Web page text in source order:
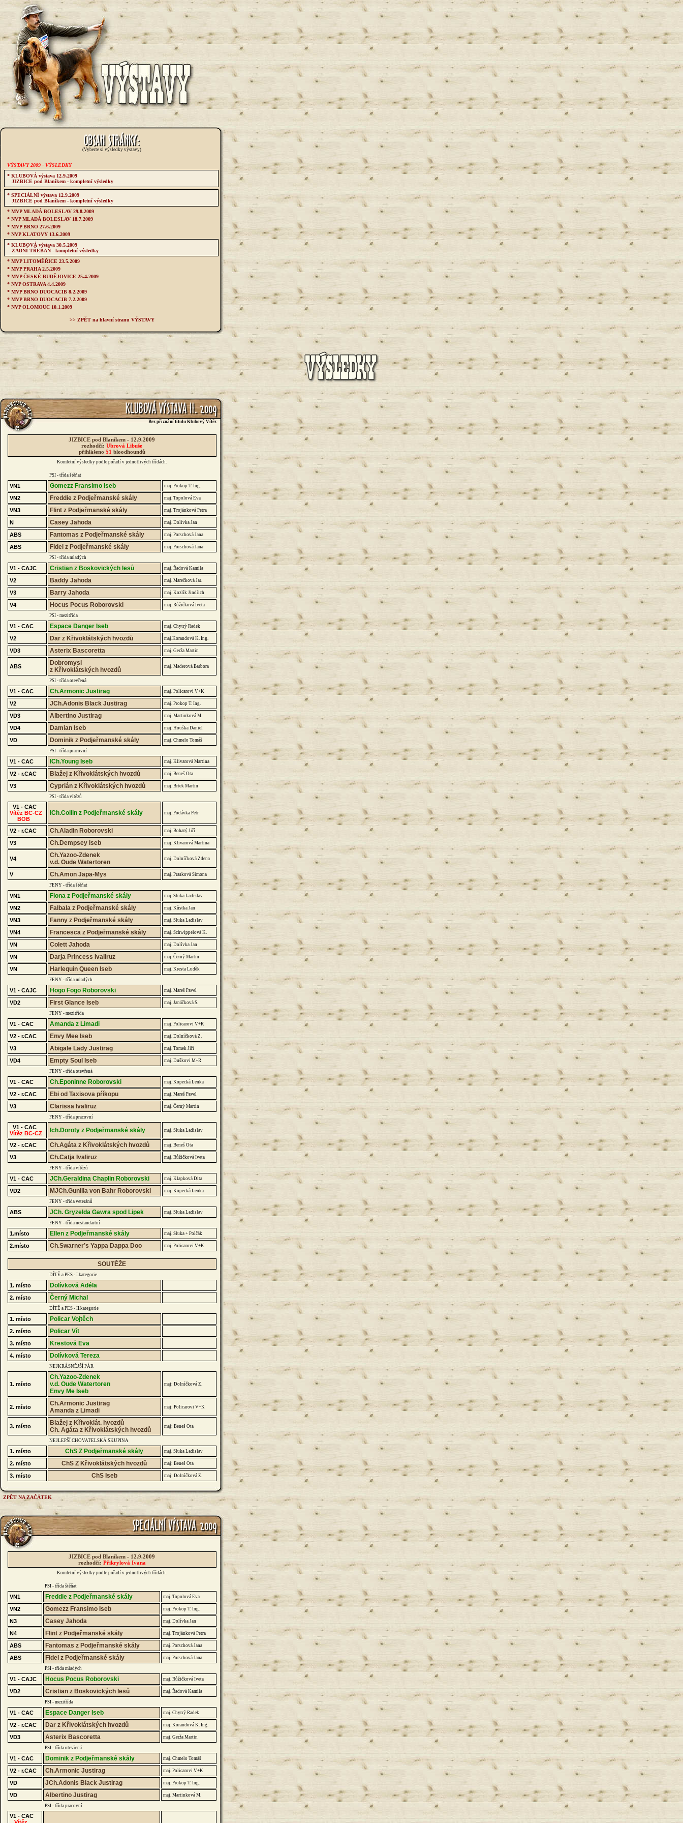
(Vyberte si výsledky výstavy)
VÝSTAVY 2009 - VÝSLEDKY
* KLUBOVÁ výstava 12.9.2009
JIZBICE pod Blaníkem - kompletní výsledky
* SPECIÁLNÍ výstava 12.9.2009
JIZBICE pod Blaníkem - kompletní výsledky
* MVP MLADÁ BOLESLAV 29.8.2009
* NVP MLADÁ BOLESLAV 18.7.2009
* MVP BRNO 27.6.2009
* NVP KLATOVY 13.6.2009
* KLUBOVÁ výstava 30.5.2009
ZADNÍ TŘEBAŇ - kompletní výsledky
* MVP LITOMĚŘICE 23.5.2009
* MVP PRAHA 2.5.2009
* MVP ČESKÉ BUDĚJOVICE 25.4.2009
* NVP OSTRAVA 4.4.2009
* MVP BRNO DUOCACIB 8.2.2009
* MVP BRNO DUOCACIB 7.2.2009
* NVP OLOMOUC 10.1.2009
>> ZPĚT na hlavní stranu VÝSTAVY
Bez přiznání titulu Klubový Vítěz
JIZBICE pod Blaníkem - 12.9.2009
rozhodčí: Ubrová Libuše
přihlášeno 51 bloodhoundů
Komletní výsledky podle pořadí v jednotlivých třídách.
PSI - třída štěňat
VN1 Gomezz Fransimo Iseb maj. Prokop T. Ing.
VN2 Freddie z Podjeřmanské skály maj. Topolová Eva
VN3 Flint z Podjeřmanské skály maj. Trojánková Petra
N Casey Jahoda maj. Dolívka Jan
ABS Fantomas z Podjeřmanské skály maj. Porschová Jana
ABS Fidel z Podjeřmanské skály maj. Porschová Jana
PSI - třída mladých
V1 - CAJC Cristian z Boskovických lesů maj. Řadová Kamila
V2 Baddy Jahoda maj. Marečková Jar.
V3 Barry Jahoda maj. Kozlík Jindřich
V4 Hocus Pocus Roborovski maj. Růžičková Iveta
PSI - mezitřída
V1 - CAC Espace Danger Iseb maj. Chytrý Radek
V2 Dar z Křivoklátských hvozdů maj.Korandová K. Ing.
VD3 Asterix Bascoretta maj. Gerža Martin
ABS
Dobromysl
z Křivoklátských hvozdů
maj. Maderová Barbora
PSI - třída otevřená
V1 - CAC Ch.Armonic Justirag maj. Policarovi V+K
V2 JCh.Adonis Black Justirag maj. Prokop T. Ing.
VD3 Albertino Justirag maj. Martinková M.
VD4 Damian Iseb maj. Houška Daniel
VD Dominik z Podjeřmanské skály maj. Chmelo Tomáš
PSI - třída pracovní
V1 - CAC ICh.Young Iseb maj. Klivarová Martina
V2 - r.CAC Blažej z Křivoklátských hvozdů maj. Beneš Ota
V3 Cyprián z Křivoklátských hvozdů maj. Brtek Martin
PSI - třída vítězů
V1 - CAC
Vítěz BC-CZ
BOB
ICh.Collin z Podjeřmanské skály maj. Podávka Petr
V2 - r.CAC Ch.Aladin Roborovski maj. Bohatý Jiří
V3 Ch.Dempsey Iseb maj. Klivarová Martina
V4
Ch.Yazoo-Zdenek
v.d. Oude Watertoren
maj. Dolníčková Zdena
V Ch.Amon Japa-Mys maj. Prasková Simona
FENY - třída štěňat
VN1 Fiona z Podjeřmanské skály maj. Sluka Ladislav
VN2 Falbala z Podjeřmanské skály maj. Kůstka Jan
VN3 Fanny z Podjeřmanské skály maj. Sluka Ladislav
VN4 Francesca z Podjeřmanské skály maj. Schwippelová K.
VN Colett Jahoda maj. Dolívka Jan
VN Darja Princess Ivaliruz maj. Černý Martin
VN Harlequin Queen Iseb maj. Kresta Luděk
FENY - třída mladých
V1 - CAJC Hogo Fogo Roborovski maj. Mareš Pavel
VD2 First Glance Iseb maj. Janáčková S.
FENY - mezitřída
V1 - CAC Amanda z Limadi maj. Policarovi V+K
V2 - r.CAC Envy Mee Iseb maj. Dolníčková Z.
V3 Abigale Lady Justirag maj. Tomek Jiří
VD4 Empty Soul Iseb maj. Duškovi M+R
FENY - třída otevřená
V1 - CAC Ch.Eponinne Roborovski maj. Kopecká Lenka
V2 - r.CAC Ebi od Taxisova pŕíkopu maj. Mareš Pavel
V3 Clarissa Ivaliruz maj. Černý Martin
FENY - třída pracovní
V1 - CAC
Vítěz BC-CZ
Ich.Doroty z Podjeřmanské skály maj. Sluka Ladislav
V2 - r.CAC Ch.Agáta z Křivoklátských hvozdů maj. Beneš Ota
V3 Ch.Catja Ivaliruz maj. Růžičková Iveta
FENY - třída vítězů
V1 - CAC JCh.Geraldina Chaplin Roborovski maj. Klapková Dita
VD2 MJCh.Gunilla von Bahr Roborovski maj. Kopecká Lenka
FENY - třída veteránů
ABS JCh. Gryzelda Gawra spod Lipek maj. Sluka Ladislav
FENY - třída nestandartní
1.místo Ellen z Podjeřmanské skály maj. Sluka + Polčák
2.místo Ch.Swarner’s Yappa Dappa Doo maj. Policarovi V+K
SOUTĚŽE
DÍTĚ a PES - I.kategorie
1. místo Dolívková Adéla
2. místo Černý Michal
DÍTĚ a PES - II.kategorie
1. místo Policar Vojtěch
2. místo Policar Vít
3. místo Krestová Eva
4. místo Dolívková Tereza
NEJKRÁSNĚJŠÍ PÁR
1. místo
Ch.Yazoo-Zdenek
v.d. Oude Watertoren
Envy Me Iseb
maj: Dolníčková Z.
2. místo
Ch.Armonic Justirag
Amanda z Limadi
maj: Policarovi V+K
3. místo
Blažej z Křivoklát. hvozdů
Ch. Agáta z Křivoklátských hvozdů
maj: Beneš Ota
NEJLEPŠÍ CHOVATELSKÁ SKUPINA
1. místo ChS Z Podjeřmanské skály maj. Sluka Ladislav
2. místo ChS Z Křivoklátských hvozdů maj: Beneš Ota
3. místo ChS Iseb maj: Dolníčková Z.
ZPĚT NA ZAČÁTEK
JIZBICE pod Blaníkem - 12.9.2009
rozhodčí: Přikrylová Ivana
Komletní výsledky podle pořadí v jednotlivých třídách.
PSI - třída štěňat
VN1 Freddie z Podjeřmanské skály maj. Topolová Eva
VN2 Gomezz Fransimo Iseb maj. Prokop T. Ing.
N3 Casey Jahoda maj. Dolívka Jan
N4 Flint z Podjeřmanské skály maj. Trojánková Petra
ABS Fantomas z Podjeřmanské skály maj. Porschová Jana
ABS Fidel z Podjeřmanské skály maj. Porschová Jana
PSI - třída mladých
V1 - CAJC Hocus Pocus Roborovski maj. Růžičková Iveta
VD2 Cristian z Boskovických lesů maj. Řadová Kamila
PSI - mezitřída
V1 - CAC Espace Danger Iseb maj. Chytrý Radek
V2 - r.CAC Dar z Křivoklátských hvozdů maj. Korandová K. Ing.
VD3 Asterix Bascoretta maj. Gerža Martin
PSI - třída otevřená
V1 - CAC Dominik z Podjeřmanské skály maj. Chmelo Tomáš
V2 - r.CAC Ch.Armonic Justirag maj. Policarovi V+K
VD JCh.Adonis Black Justirag maj. Prokop T. Ing.
VD Albertino Justirag maj. Martinková M.
PSI - třída pracovní
V1 - CAC